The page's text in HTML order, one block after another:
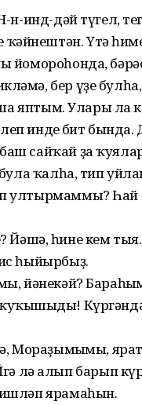
н-инд-дәй түгел,
Үтә
йомороһонда,
бер үҙе
яптым. Улары
индең бит
сайҡай ҙа
ҡалһа, тип
ултырмаммы? Һай
Йәшә, һине кем
һыйырбыҙ.
йәнекәй?
Мораҙымыңмы,
алып барып
ярамаһын.